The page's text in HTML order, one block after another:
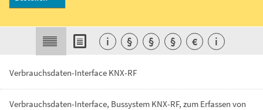
Verbrauchsdaten-Interface KNX-RF
Verbrauchsdaten-Interface, Bussystem KNX-RF, zum Erfassen von
i § § § € i